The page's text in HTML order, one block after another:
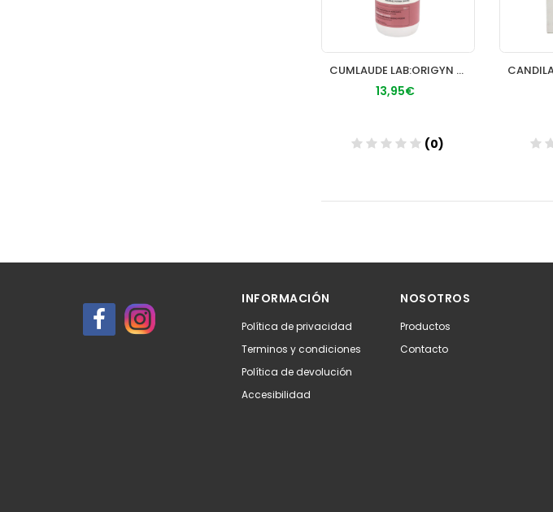
CUMLAUDE LAB:ORIGYN HIGIENE INTIMA GEL 500 ML
13,95€
(0)
INFORMACIÓN
Política de privacidad
Terminos y condiciones
Política de devolución
Accesibilidad
NOSOTROS
Productos
Contacto